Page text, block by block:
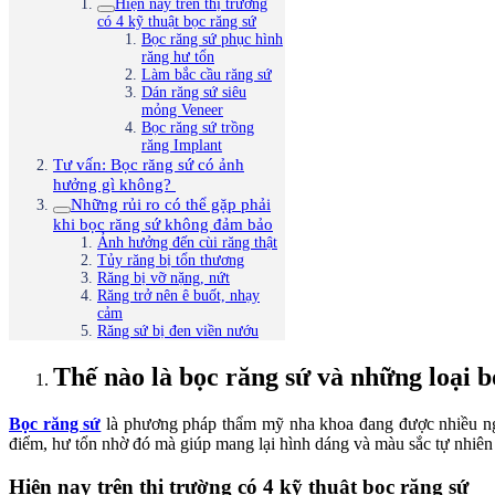
Hiện nay trên thị trường
có 4 kỹ thuật bọc răng sứ
Bọc răng sứ phục hình
răng hư tổn
Làm bắc cầu răng sứ
Dán răng sứ siêu
mỏng Veneer
Bọc răng sứ trồng
răng Implant
Tư vấn: Bọc răng sứ có ảnh
hưởng gì không?
Những rủi ro có thể gặp phải
khi bọc răng sứ không đảm bảo
Ảnh hưởng đến cùi răng thật
Tủy răng bị tổn thương
Răng bị vỡ nặng, nứt
Răng trở nên ê buốt, nhạy
cảm
Răng sứ bị đen viền nướu
Thế nào là bọc răng sứ và những loại
Bọc răng sứ là phương pháp thẩm mỹ nha khoa đang được nhiều
điểm, hư tổn nhờ đó mà giúp mang lại hình dáng và màu sắc tự
Hiện nay trên thị trường có 4 kỹ thuật bọc răng sứ